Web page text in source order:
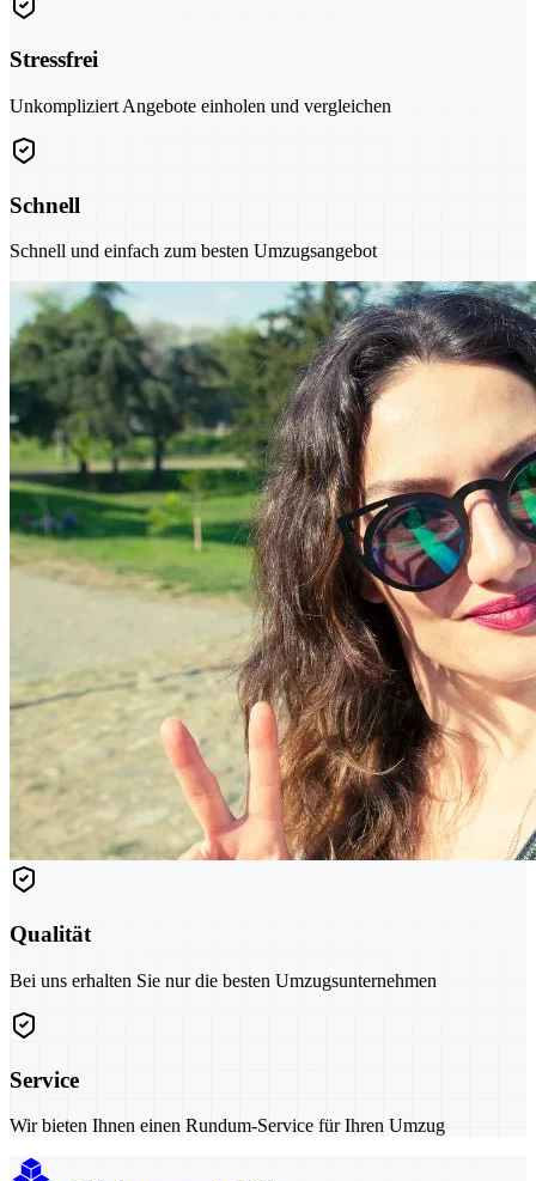
Stressfrei
Unkompliziert Angebote einholen und vergleichen
Schnell
Schnell und einfach zum besten Umzugsangebot
Qualität
Bei uns erhalten Sie nur die besten Umzugsunternehmen
Service
Wir bieten Ihnen einen Rundum-Service für Ihren Umzug